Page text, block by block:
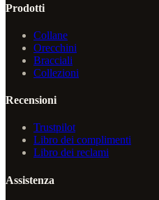
Prodotti
Collane
Orecchini
Bracciali
Collezioni
Recensioni
Trustpilot
Libro dei complimenti
Libro dei reclami
Assistenza